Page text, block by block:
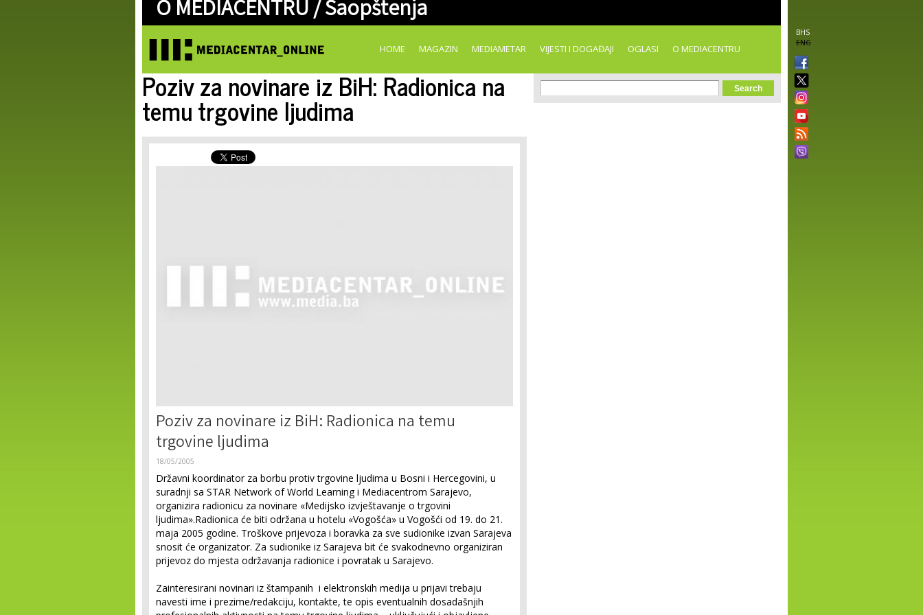
Skip to
main
content
O MEDIACENTRU /Saopštenja
BHS
ENG
HOME MAGAZIN MEDIAMETAR VIJESTI I DOGAĐAJI OGLASI O MEDIACENTRU
Poziv za novinare iz BiH: Radionica na
temu trgovine ljudima
Poziv za novinare iz BiH: Radionica na temu
trgovine ljudima
18/05/2005
Državni koordinator za borbu protiv trgovine ljudima u Bosni i Hercegovini, u
suradnji sa STAR Network of World Learning i Mediacentrom Sarajevo,
organizira radionicu za novinare «Medijsko izvještavanje o trgovini
ljudima».Radionica će biti održana u hotelu «Vogošća» u Vogošći od 19. do 21.
maja 2005 godine. Troškove prijevoza i boravka za sve sudionike izvan Sarajeva
snosit će organizator. Za sudionike iz Sarajeva bit će svakodnevno organiziran
prijevoz do mjesta održavanja radionice i povratak u Sarajevo.
Zainteresirani novinari iz štampanih i elektronskih medija u prijavi trebaju
navesti ime i prezime/redakciju, kontakte, te opis eventualnih dosadašnjih
Search form
Search